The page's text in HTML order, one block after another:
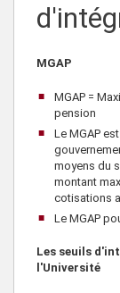
MGAP
MGAP =
pension
Le MGAP
moyens du
montant
cotisations
Le MGAP
Les seuils
l'Université